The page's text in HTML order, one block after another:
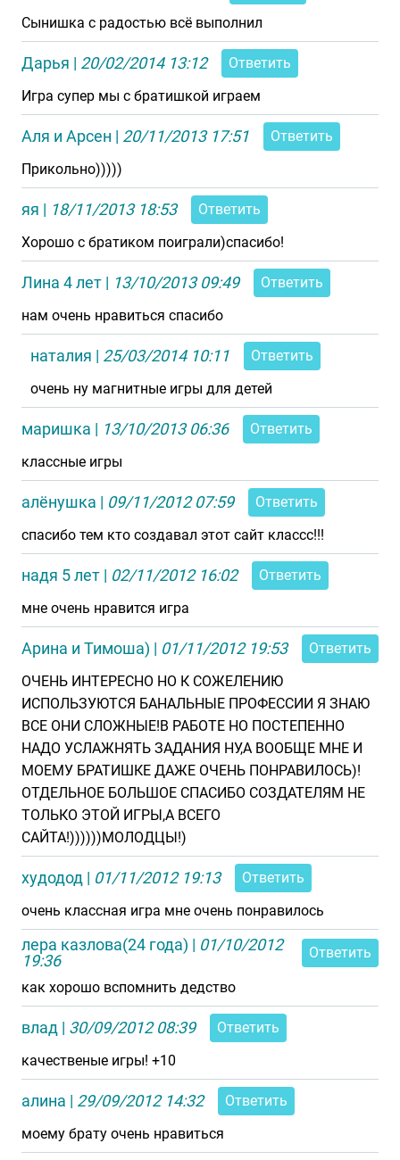
Сынишка с радостью всё выполнил
Дарья | 20/02/2014 13:12
Ответить
Игра супер мы с братишкой играем
Аля и Арсен | 20/11/2013 17:51
Ответить
Прикольно)))))
яя | 18/11/2013 18:53
Ответить
Хорошо с братиком поиграли)спасибо!
Лина 4 лет | 13/10/2013 09:49
Ответить
нам очень нравиться спасибо
наталия | 25/03/2014 10:11
Ответить
очень ну магнитные игры для детей
маришка | 13/10/2013 06:36
Ответить
классные игры
алёнушка | 09/11/2012 07:59
Ответить
спасибо тем кто создавал этот сайт классс!!!
надя 5 лет | 02/11/2012 16:02
Ответить
мне очень нравится игра
Арина и Тимоша) | 01/11/2012 19:53
Ответить
ОЧЕНЬ ИНТЕРЕСНО НО К СОЖЕЛЕНИЮ
ИСПОЛЬЗУЮТСЯ БАНАЛЬНЫЕ ПРОФЕССИИ Я ЗНАЮ
ВСЕ ОНИ СЛОЖНЫЕ!В РАБОТЕ НО ПОСТЕПЕННО
НАДО УСЛАЖНЯТЬ ЗАДАНИЯ НУ,А ВООБЩЕ МНЕ И
МОЕМУ БРАТИШКЕ ДАЖЕ ОЧЕНЬ ПОНРАВИЛОСЬ)!
ОТДЕЛЬНОЕ БОЛЬШОЕ СПАСИБО СОЗДАТЕЛЯМ НЕ
ТОЛЬКО ЭТОЙ ИГРЫ,А ВСЕГО
САЙТА!))))))МОЛОДЦЫ!)
худодод | 01/11/2012 19:13
Ответить
очень классная игра мне очень понравилось
лера казлова(24 года) | 01/10/2012
19:36
Ответить
как хорошо вспомнить дедство
влад | 30/09/2012 08:39
Ответить
качественые игры! +10
алина | 29/09/2012 14:32
Ответить
моему брату очень нравиться